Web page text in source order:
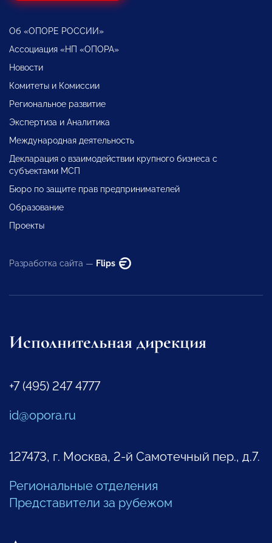
Об «ОПОРЕ РОССИИ»
Ассоциация «НП «ОПОРА»
Новости
Комитеты и Комиссии
Региональное развитие
Экспертиза и Аналитика
Международная деятельность
Декларация о взаимодействии крупного бизнеса с
субъектами МСП
Бюро по защите прав предпринимателей
Образование
Проекты
Разработка сайта — Flips
Исполнительная дирекция
+7 (495) 247 4777
id@opora.ru
127473, г. Москва, 2-й Самотечный пер., д.7.
Региональные отделения
Представители за рубежом